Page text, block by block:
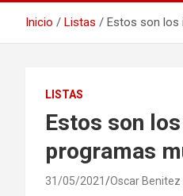
Inicio Listas Estos son los
LISTAS
Estos son
programas
31/05/2021 Oscar Benitez